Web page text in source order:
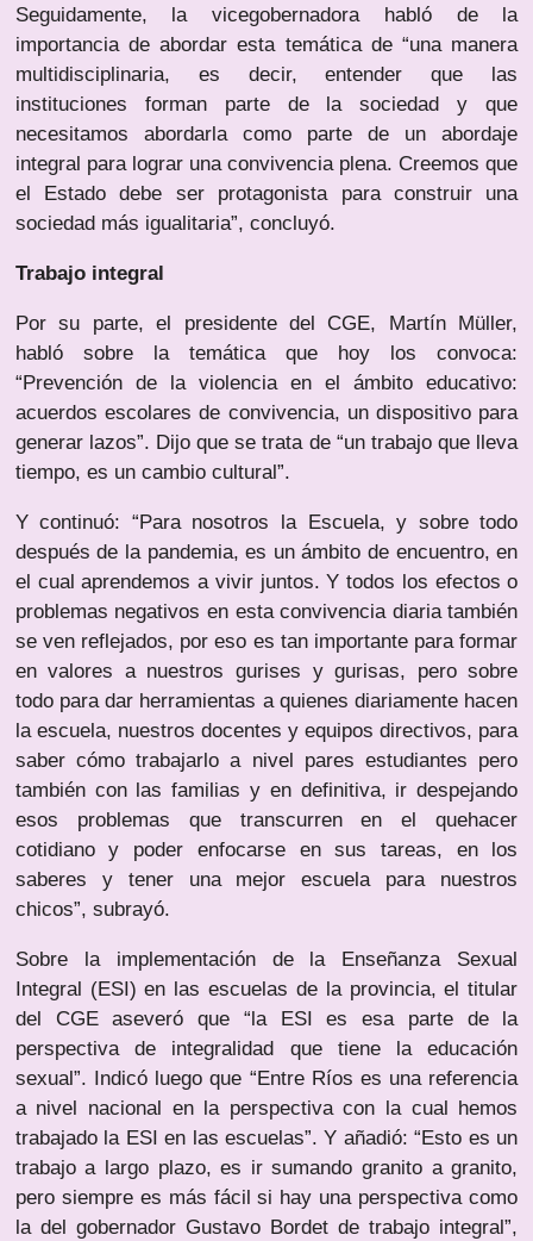
Seguidamente, la vicegobernadora habló de la
importancia de abordar esta temática de “una manera
multidisciplinaria, es decir, entender que las
instituciones forman parte de la sociedad y que
necesitamos abordarla como parte de un abordaje
integral para lograr una convivencia plena. Creemos que
el Estado debe ser protagonista para construir una
sociedad más igualitaria”, concluyó.
Trabajo integral
Por su parte, el presidente del CGE, Martín Müller,
habló sobre la temática que hoy los convoca:
“Prevención de la violencia en el ámbito educativo:
acuerdos escolares de convivencia, un dispositivo para
generar lazos”. Dijo que se trata de “un trabajo que lleva
tiempo, es un cambio cultural”.
Y continuó: “Para nosotros la Escuela, y sobre todo
después de la pandemia, es un ámbito de encuentro, en
el cual aprendemos a vivir juntos. Y todos los efectos o
problemas negativos en esta convivencia diaria también
se ven reflejados, por eso es tan importante para formar
en valores a nuestros gurises y gurisas, pero sobre
todo para dar herramientas a quienes diariamente hacen
la escuela, nuestros docentes y equipos directivos, para
saber cómo trabajarlo a nivel pares estudiantes pero
también con las familias y en definitiva, ir despejando
esos problemas que transcurren en el quehacer
cotidiano y poder enfocarse en sus tareas, en los
saberes y tener una mejor escuela para nuestros
chicos”, subrayó.
Sobre la implementación de la Enseñanza Sexual
Integral (ESI) en las escuelas de la provincia, el titular
del CGE aseveró que “la ESI es esa parte de la
perspectiva de integralidad que tiene la educación
sexual”. Indicó luego que “Entre Ríos es una referencia
a nivel nacional en la perspectiva con la cual hemos
trabajado la ESI en las escuelas”. Y añadió: “Esto es un
trabajo a largo plazo, es ir sumando granito a granito,
pero siempre es más fácil si hay una perspectiva como
la del gobernador Gustavo Bordet de trabajo integral”,